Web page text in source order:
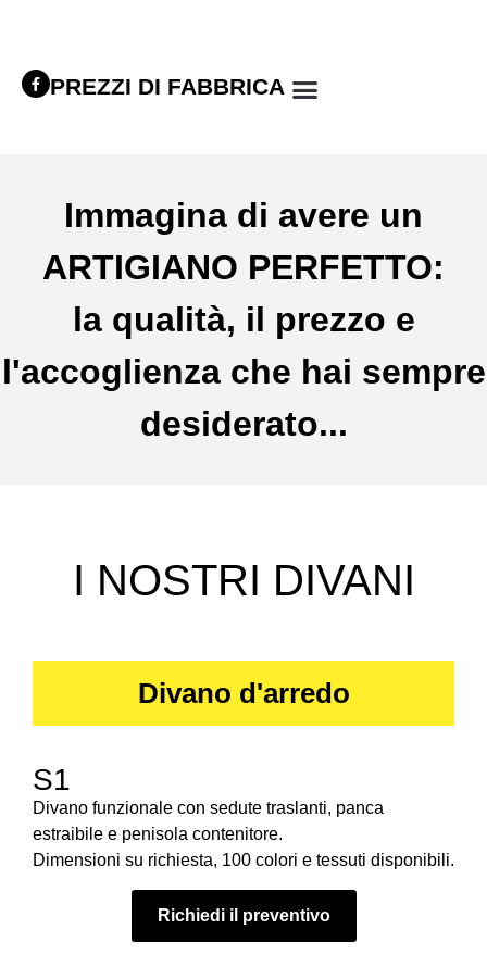
PREZZI DI FABBRICA
Immagina di avere un
ARTIGIANO PERFETTO:
la qualità, il prezzo e
l'accoglienza che hai sempre
desiderato...
I NOSTRI DIVANI
Divano d'arredo
S1
Divano funzionale con sedute traslanti, panca
estraibile e penisola contenitore.
Dimensioni su richiesta, 100 colori e tessuti disponibili.
Richiedi il preventivo